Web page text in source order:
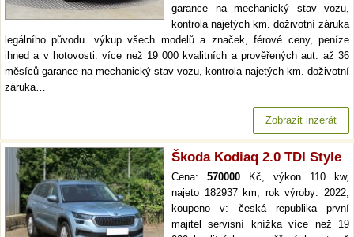
garance na mechanický stav vozu,
kontrola najetých km. doživotní záruka
legálního původu. výkup všech modelů a značek, férové ceny, peníze
ihned a v hotovosti. více než 19 000 kvalitních a prověřených aut. až 36
měsíců garance na mechanický stav vozu, kontrola najetých km. doživotní
záruka…
Zobrazit inzerát
Škoda Kodiaq 2.0 TDI Style
Cena: 570000 Kč, výkon 110 kw,
najeto 182937 km, rok výroby: 2022,
koupeno v: česká republika první
majitel servisní knížka více než 19